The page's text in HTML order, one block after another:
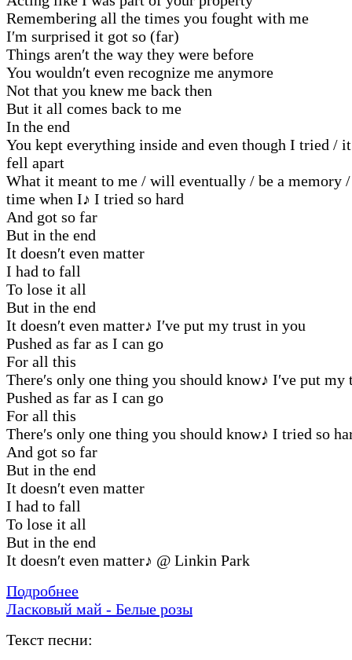
Remembering all the times you fought with me
I′m surprised it got so (far)
Things aren′t the way they were before
You wouldn′t even recognize me anymore
Not that you knew me back then
But it all comes back to me
In the end
You kept everything inside and even though I tried /
fell apart
What it meant to me / will eventually / be a memory
time when I♪ I tried so hard
And got so far
But in the end
It doesn′t even matter
I had to fall
To lose it all
But in the end
It doesn′t even matter♪ I′ve put my trust in you
Pushed as far as I can go
For all this
There′s only one thing you should know♪ I′ve put my
Pushed as far as I can go
For all this
There′s only one thing you should know♪ I tried so
And got so far
But in the end
It doesn′t even matter
I had to fall
To lose it all
But in the end
It doesn′t even matter♪ @ Linkin Park
Подробнее
Ласковый май - Белые розы
Текст песни: